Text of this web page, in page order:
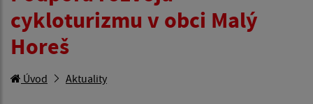
cykloturizmu v obci Malý
Horeš
Úvod Aktuality